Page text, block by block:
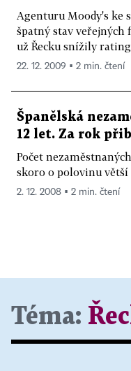
Agenturu Moody's ke
špatný stav veřejných
už Řecku snížily
22. 12. 2009 ▪ 2 min. čtení
Španělská
12 let. Za rok
Počet
skoro o polovinu větší
2. 12. 2008 ▪ 2 min. čtení
Téma: